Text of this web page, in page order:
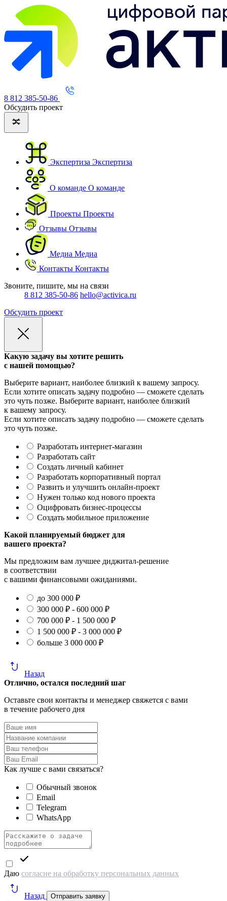
8 812 385-50-86
Обсудить проект
Экспертиза Экспертиза
О команде О команде
Проекты Проекты
Отзывы Отзывы
Медиа Медиа
Контакты Контакты
Звоните, пишите, мы на связи
8 812 385-50-86 hello@activica.ru
Обсудить проект
Какую задачу вы хотите решить
с нашей помощью?
Выберите вариант, наиболее близкий к вашему запросу.
Если хотите описать задачу подробно — сможете сделать
это чуть позже. Выберите вариант, наиболее близкий
к вашему запросу.
Если хотите описать задачу подробно — сможете сделать
это чуть позже.
Разработать интернет-магазин
Разработать сайт
Создать личный кабинет
Разработать корпоративный портал
Развить и улучшить онлайн-проект
Нужен только код нового проекта
Оцифровать бизнес-процессы
Создать мобильное приложение
Какой планируемый бюджет для
вашего проекта?
Мы предложим вам лучшее диджитал-решение
в соответствии
с вашими финансовыми ожиданиями.
до 300 000 ₽
300 000 ₽ - 600 000 ₽
700 000 ₽ - 1 500 000 ₽
1 500 000 ₽ - 3 000 000 ₽
больше 3 000 000 ₽
Назад
Отлично, остался последний шаг
Оставьте свои контакты и менеджер свяжется с вами
в течение рабочего дня
Как лучше с вами связаться?
Обычный звонок
Email
Telegram
WhatsApp
Даю согласие на обработку персональных данных
Назад Отправить заявку